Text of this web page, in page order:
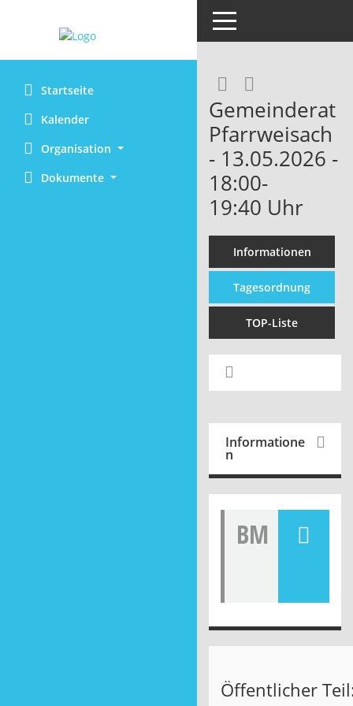
Startseite
Kalender
Organisation
Dokumente
Toggle navigation
Gemeinderat
Pfarrweisach
- 13.05.2026 -
18:00-
19:40 Uhr
Informationen
Tagesordnung
TOP-Liste
Informatione
n
BM
Öffen
tliche
Öffentlicher